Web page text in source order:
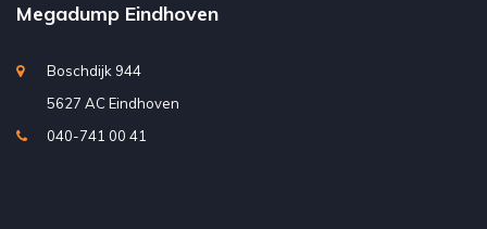
Megadump Eindhoven
Boschdijk 944
5627 AC Eindhoven
040-741 00 41